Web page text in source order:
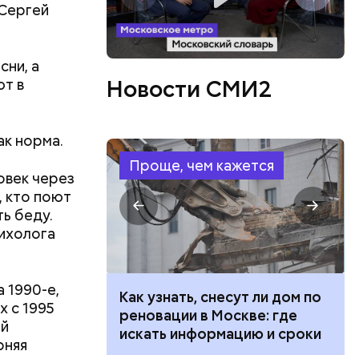
а
в
норма.
через
кто поют
беду.
1990-е,
с 1995
Новости СМИ2
Проще, чем кажется
тысяч
при
кто может
Как узнать, снесут ли дом по
реновации в Москве: где
искать информацию и сроки